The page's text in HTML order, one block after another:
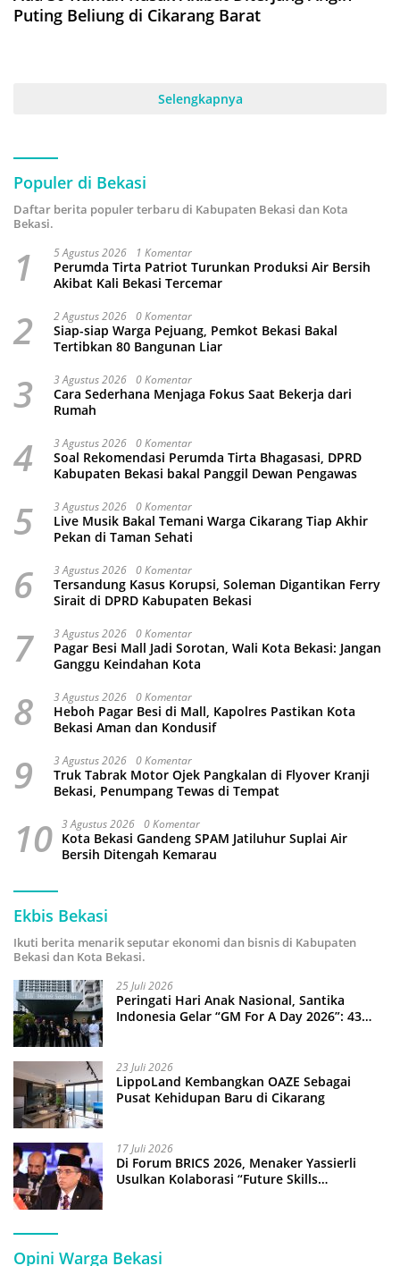
Puting Beliung di Cikarang Barat
Selengkapnya
Populer di Bekasi
Daftar berita populer terbaru di Kabupaten Bekasi dan Kota
Bekasi.
1 5 Agustus 2026 1 Komentar
Perumda Tirta Patriot Turunkan Produksi Air Bersih
Akibat Kali Bekasi Tercemar
2 2 Agustus 2026 0 Komentar
Siap-siap Warga Pejuang, Pemkot Bekasi Bakal
Tertibkan 80 Bangunan Liar
3 3 Agustus 2026 0 Komentar
Cara Sederhana Menjaga Fokus Saat Bekerja dari
Rumah
4 3 Agustus 2026 0 Komentar
Soal Rekomendasi Perumda Tirta Bhagasasi, DPRD
Kabupaten Bekasi bakal Panggil Dewan Pengawas
5 3 Agustus 2026 0 Komentar
Live Musik Bakal Temani Warga Cikarang Tiap Akhir
Pekan di Taman Sehati
6 3 Agustus 2026 0 Komentar
Tersandung Kasus Korupsi, Soleman Digantikan Ferry
Sirait di DPRD Kabupaten Bekasi
7 3 Agustus 2026 0 Komentar
Pagar Besi Mall Jadi Sorotan, Wali Kota Bekasi: Jangan
Ganggu Keindahan Kota
8 3 Agustus 2026 0 Komentar
Heboh Pagar Besi di Mall, Kapolres Pastikan Kota
Bekasi Aman dan Kondusif
9 3 Agustus 2026 0 Komentar
Truk Tabrak Motor Ojek Pangkalan di Flyover Kranji
Bekasi, Penumpang Tewas di Tempat
10 3 Agustus 2026 0 Komentar
Kota Bekasi Gandeng SPAM Jatiluhur Suplai Air
Bersih Ditengah Kemarau
Ekbis Bekasi
Ikuti berita menarik seputar ekonomi dan bisnis di Kabupaten
Bekasi dan Kota Bekasi.
25 Juli 2026
Peringati Hari Anak Nasional, Santika
Indonesia Gelar “GM For A Day 2026”: 43
23 Juli 2026
LippoLand Kembangkan OAZE Sebagai
Pusat Kehidupan Baru di Cikarang
17 Juli 2026
Di Forum BRICS 2026, Menaker Yassierli
Usulkan Kolaborasi “Future Skills
Opini Warga Bekasi